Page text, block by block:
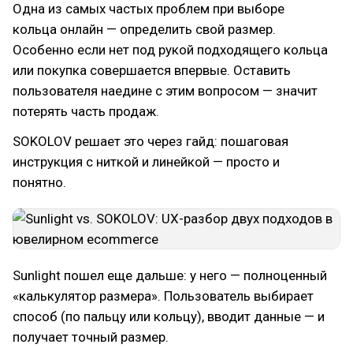
Одна из самых частых проблем при выборе
кольца онлайн — определить свой размер.
Особенно если нет под рукой подходящего кольца
или покупка совершается впервые. Оставить
пользователя наедине с этим вопросом — значит
потерять часть продаж.
SOKOLOV решает это через гайд: пошаговая
инструкция с ниткой и линейкой — просто и
понятно.
Sunlight пошел еще дальше: у него — полноценный
«калькулятор размера». Пользователь выбирает
способ (по пальцу или кольцу), вводит данные — и
получает точный размер.